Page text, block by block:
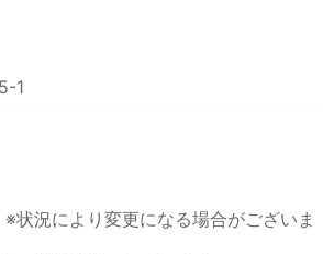
1
況により変更になる場合がございま